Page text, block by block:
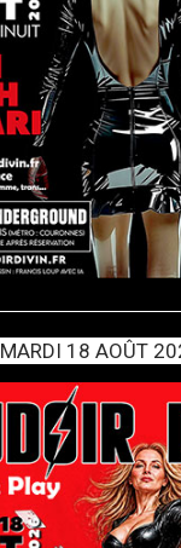
MARDI 18 AOÛT